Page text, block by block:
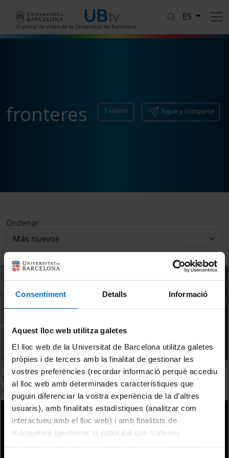
Consentiment Detalls Informació
Aquest lloc web utilitza galetes
El lloc web de la Universitat de Barcelona utilitza galetes
pròpies i de tercers amb la finalitat de gestionar les
vostres preferències (recordar informació perquè accediu
al lloc web amb determinades característiques que
puguin diferenciar la vostra experiència de la d’altres
usuaris), amb finalitats estadístiques (analitzar com
interactueu amb el lloc web) i amb finalitats de
màrqueting (gestionar la publicitat que s’ofereix
adequant-la en funció dels vostres hàbits de navegació).
El portal de vídeo de la Universitat de Barcelona
ES
fronteres 3vídeos Sigue y comparte
Ordenar
The Weight of the Border. Shahram Khosravi
8 Abril, 2026